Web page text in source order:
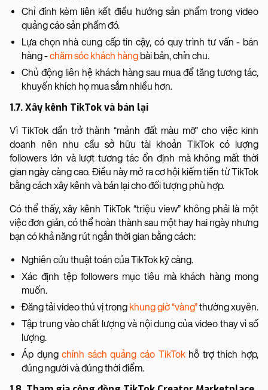
Chỉ đính kèm liên kết điều hướng sản phẩm trong video
quảng cáo sản phẩm đó.
Lựa chọn nhà cung cấp tin cậy, có quy trình tư vấn - bán
hàng -chăm sóc khách hàng bài bản, chỉn chu.
Chủ động liên hệ khách hàng sau mua để tăng tương tác,
khuyến khích họ mua sắm nhiều hơn.
1.7. Xây kênh TikTok và bán lại
Vì TikTok dần trở thành “mảnh đất màu mỡ” cho việc kinh
doanh nên nhu cầu sở hữu tài khoản TikTok có lượng
followers lớn và lượt tương tác ổn định mà không mất thời
gian ngày càng cao. Điều này mở ra cơ hội kiếm tiền từ TikTok
bằng cách xây kênh và bán lại cho đối tượng phù hợp.
Có thể thấy, xây kênh TikTok “triệu view” không phải là một
việc đơn giản, có thể hoàn thành sau một hay hai ngày nhưng
bạn có khả năng rút ngắn thời gian bằng cách:
Nghiên cứu thuật toán của TikTok kỹ càng.
Xác định tệp followers mục tiêu mà khách hàng mong
muốn.
Đăng tải video thú vị trong khung giờ “vàng”thường xuyên.
Tập trung vào chất lượng và nội dung của video thay vì số
lượng.
Áp dụngchính sách quảng cáo TikTokhỗ trợ thích hợp,
đúng người và đúng thời điểm.